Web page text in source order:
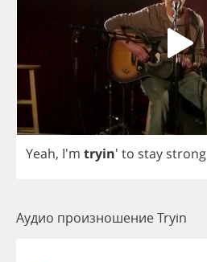
Yeah, I'm tryin' to stay strong
Аудио произношение Tryin